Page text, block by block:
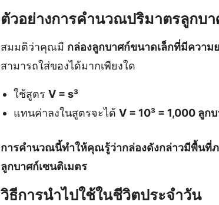
ตัวอย่างการคำนวณปริมาตรลูกบ
สมมติว่าคุณมี กล่องลูกบาศก์ขนาดเล็กที่มีความ
สามารถใส่ของได้มากเพียงใด
ใช้สูตร V = s³
แทนค่าลงในสูตรจะได้ V = 10³ = 1,000 ลูก
การคำนวณนี้ทำให้คุณรู้ว่ากล่องดังกล่าวมีพื้นที่
ลูกบาศก์เซนติเมตร
วิธีการนำไปใช้ในชีวิตประจำวัน